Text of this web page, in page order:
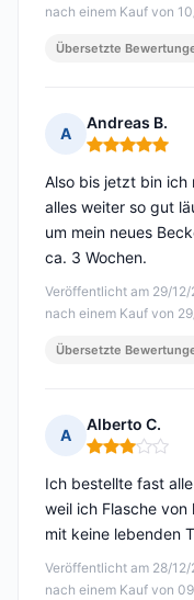
nach einem Kauf von
Übersetzte
A
Andreas B.
Hinweis: 5 von
Veröffentlicht am 29/
nach einem Kauf von
Also bis jetzt bin
alles weiter so gut
um mein neues
ca. 3 Wochen.
Übersetzte
A
Alberto C.
Hinweis: 3
Veröffentlicht am 28/
nach einem Kauf von
Ich bestellte fast
weil ich Flasche
mit keine lebenden